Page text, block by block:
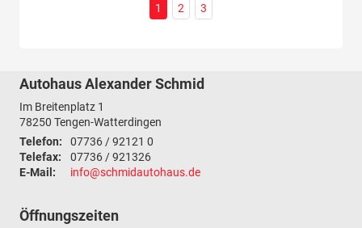
1 2 3
Autohaus Alexander Schmid
Im Breitenplatz 1
78250 Tengen-Watterdingen
Telefon:
07736 / 92121 0
Telefax:
07736 / 921326
E-Mail:
info@schmidautohaus.de
Öffnungszeiten